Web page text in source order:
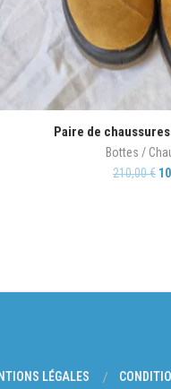
Paire de
Bottes /
210,00€
LÉGALES